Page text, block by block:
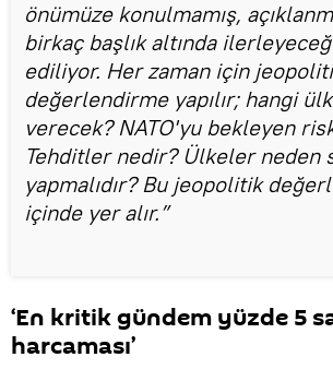
önümüze konulmamış,
birkaç başlık altında
ediliyor. Her zaman için
değerlendirme yapılır; hangi
verecek? NATO'yu bekleyen
Tehditler nedir? Ülkeler neden
yapmalıdır? Bu jeopolitik
içinde yer alır.”
‘En kritik gündem yüzde 5
harcaması’